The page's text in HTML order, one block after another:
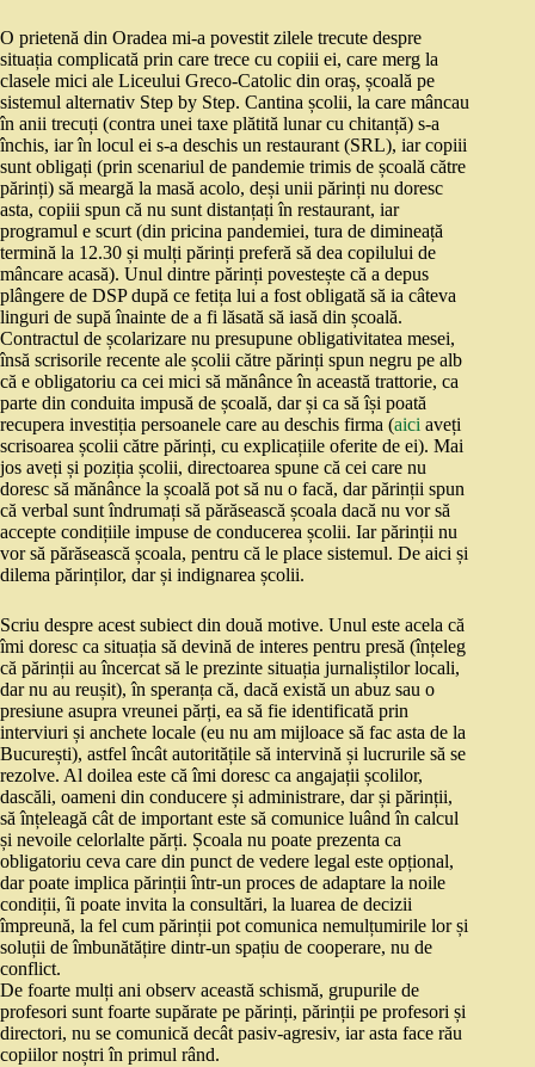
O prietenă din Oradea mi-a povestit zilele trecute despre
situația complicată prin care trece cu copiii ei, care merg la
clasele mici ale Liceului Greco-Catolic din oraș, școală pe
sistemul alternativ Step by Step. Cantina școlii, la care mâncau
în anii trecuți (contra unei taxe plătită lunar cu chitanță) s-a
închis, iar în locul ei s-a deschis un restaurant (SRL), iar copiii
sunt obligați (prin scenariul de pandemie trimis de școală către
părinți) să meargă la masă acolo, deși unii părinți nu doresc
asta, copiii spun că nu sunt distanțați în restaurant, iar
programul e scurt (din pricina pandemiei, tura de dimineață
termină la 12.30 și mulți părinți preferă să dea copilului de
mâncare acasă). Unul dintre părinți povestește că a depus
plângere de DSP după ce fetița lui a fost obligată să ia câteva
linguri de supă înainte de a fi lăsată să iasă din școală.
Contractul de școlarizare nu presupune obligativitatea mesei,
însă scrisorile recente ale școlii către părinți spun negru pe alb
că e obligatoriu ca cei mici să mănânce în această trattorie, ca
parte din conduita impusă de școală, dar și ca să își poată
recupera investiția persoanele care au deschis firma (aici aveți
scrisoarea școlii către părinți, cu explicațiile oferite de ei). Mai
jos aveți și poziția școlii, directoarea spune că cei care nu
doresc să mănânce la școală pot să nu o facă, dar părinții spun
că verbal sunt îndrumați să părăsească școala dacă nu vor să
accepte condițiile impuse de conducerea școlii. Iar părinții nu
vor să părăsească școala, pentru că le place sistemul. De aici și
dilema părinților, dar și indignarea școlii.
Scriu despre acest subiect din două motive. Unul este acela că
îmi doresc ca situația să devină de interes pentru presă (înțeleg
că părinții au încercat să le prezinte situația jurnaliștilor locali,
dar nu au reușit), în speranța că, dacă există un abuz sau o
presiune asupra vreunei părți, ea să fie identificată prin
interviuri și anchete locale (eu nu am mijloace să fac asta de la
București), astfel încât autoritățile să intervină și lucrurile să se
rezolve. Al doilea este că îmi doresc ca angajații școlilor,
dascăli, oameni din conducere și administrare, dar și părinții,
să înțeleagă cât de important este să comunice luând în calcul
și nevoile celorlalte părți. Școala nu poate prezenta ca
obligatoriu ceva care din punct de vedere legal este opțional,
dar poate implica părinții într-un proces de adaptare la noile
condiții, îi poate invita la consultări, la luarea de decizii
împreună, la fel cum părinții pot comunica nemulțumirile lor și
soluții de îmbunătățire dintr-un spațiu de cooperare, nu de
conflict.
De foarte mulți ani observ această schismă, grupurile de
profesori sunt foarte supărate pe părinți, părinții pe profesori și
directori, nu se comunică decât pasiv-agresiv, iar asta face rău
copiilor noștri în primul rând.